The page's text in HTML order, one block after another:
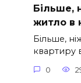
Більше,
житло в
Більше,
квартиру
0